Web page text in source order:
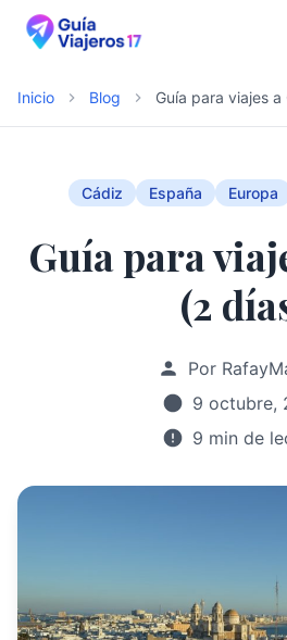
Inicio Blog Guía para viajes
Cádiz España Europa
Guía para
(2
Por
9 octubre,
9 min de